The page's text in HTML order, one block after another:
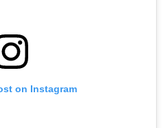
on Instagram